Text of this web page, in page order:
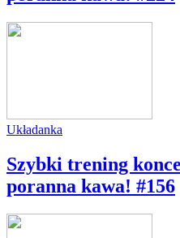
Układanka
Szybki trening
poranna kawa! #156